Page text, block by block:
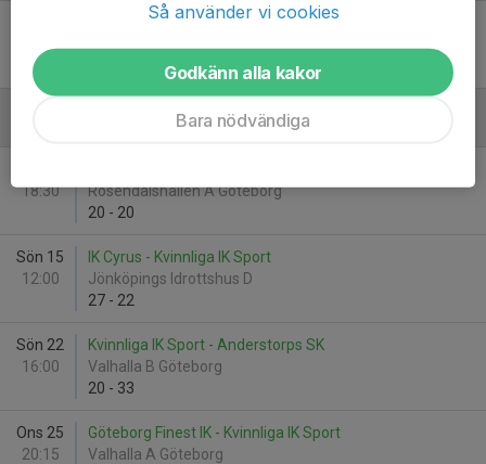
20:10
Kvinnliga IK Sport - Backa HK
Valhalla A Göteborg
18:30
Rosendalshallen A Göteborg
20 - 20
Sön 15
12:00
IK Cyrus - Kvinnliga IK Sport
Jönköpings Idrottshus D
27 - 22
Sön 22
16:00
Kvinnliga IK Sport - Anderstorps SK
Valhalla B Göteborg
20 - 33
Ons 25
20:15
Göteborg Finest IK - Kvinnliga IK Sport
Valhalla A Göteborg
Så använder vi cookies
Godkänn alla kakor
Bara nödvändiga